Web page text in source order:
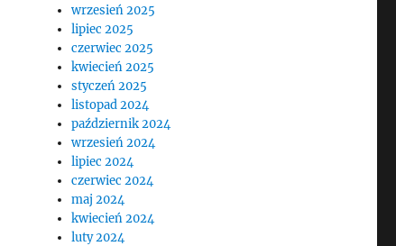
wrzesień 2025
lipiec 2025
czerwiec 2025
kwiecień 2025
styczeń 2025
listopad 2024
październik 2024
wrzesień 2024
lipiec 2024
czerwiec 2024
maj 2024
kwiecień 2024
luty 2024